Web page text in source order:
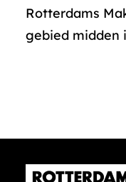
Rotterdams
gebied midden